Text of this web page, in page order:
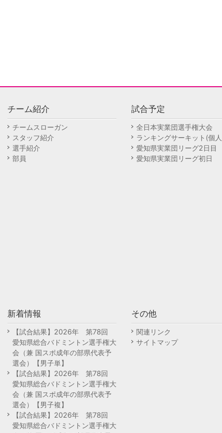
チーム紹介
チームスローガン
スタッフ紹介
選手紹介
部員
試合予定
全日本実業団選手権大会
ランキングサーキット(個
愛知県実業団リーグ2日目
愛知県実業団リーグ初日
新着情報
【試合結果】2026年 第78回
愛知県総合バドミントン選手権大
会（兼 国スポ成年の部県代表予
選会）【男子単】
【試合結果】2026年 第78回
愛知県総合バドミントン選手権大
会（兼 国スポ成年の部県代表予
選会）【男子複】
【試合結果】2026年 第78回
愛知県総合バドミントン選手権大
その他
関連リンク
サイトマップ